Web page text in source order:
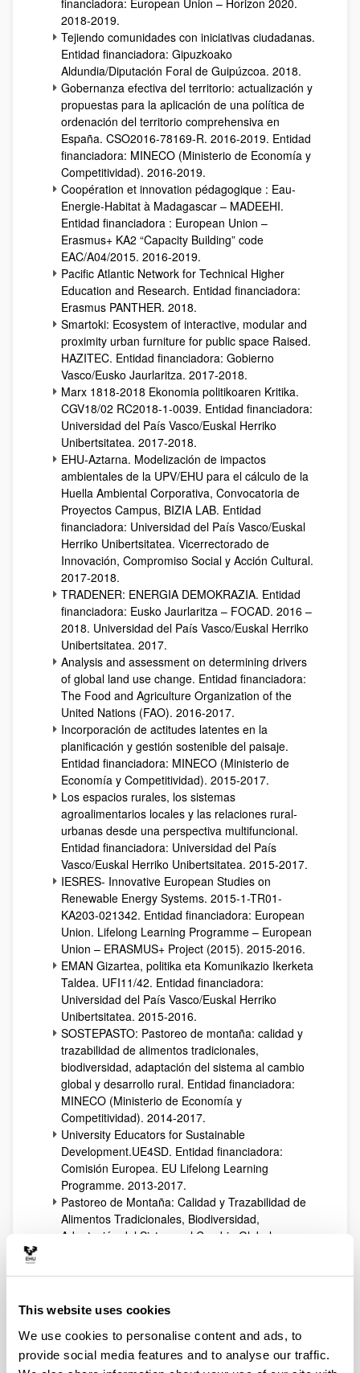
This website uses cookies
We use cookies to personalise content and ads, to
provide social media features and to analyse our traffic.
financiadora: European Union – Horizon 2020.
2018-2019.
Tejiendo comunidades con iniciativas ciudadanas.
Entidad financiadora: Gipuzkoako
Aldundia/Diputación Foral de Guipúzcoa. 2018.
Gobernanza efectiva del territorio: actualización y
propuestas para la aplicación de una política de
ordenación del territorio comprehensiva en
España. CSO2016-78169-R. 2016-2019. Entidad
financiadora: MINECO (Ministerio de Economía y
Competitividad). 2016-2019.
Coopération et innovation pédagogique : Eau-
Energie-Habitat à Madagascar – MADEEHI.
Entidad financiadora : European Union –
Erasmus+ KA2 “Capacity Building” code
EAC/A04/2015. 2016-2019.
Pacific Atlantic Network for Technical Higher
Education and Research. Entidad financiadora:
Erasmus PANTHER. 2018.
Smartoki: Ecosystem of interactive, modular and
proximity urban furniture for public space Raised.
HAZITEC. Entidad financiadora: Gobierno
Vasco/Eusko Jaurlaritza. 2017-2018.
Marx 1818-2018 Ekonomia politikoaren Kritika.
CGV18/02 RC2018-1-0039. Entidad financiadora:
Universidad del País Vasco/Euskal Herriko
Unibertsitatea. 2017-2018.
EHU-Aztarna. Modelización de impactos
ambientales de la UPV/EHU para el cálculo de la
Huella Ambiental Corporativa, Convocatoria de
Proyectos Campus, BIZIA LAB. Entidad
financiadora: Universidad del País Vasco/Euskal
Herriko Unibertsitatea. Vicerrectorado de
Innovación, Compromiso Social y Acción Cultural.
2017-2018.
TRADENER: ENERGIA DEMOKRAZIA. Entidad
financiadora: Eusko Jaurlaritza – FOCAD. 2016 –
2018. Universidad del País Vasco/Euskal Herriko
Unibertsitatea. 2017.
Analysis and assessment on determining drivers
of global land use change. Entidad financiadora:
The Food and Agriculture Organization of the
United Nations (FAO). 2016-2017.
Incorporación de actitudes latentes en la
planificación y gestión sostenible del paisaje.
Entidad financiadora: MINECO (Ministerio de
Economía y Competitividad). 2015-2017.
Los espacios rurales, los sistemas
agroalimentarios locales y las relaciones rural-
urbanas desde una perspectiva multifuncional.
Entidad financiadora: Universidad del País
Vasco/Euskal Herriko Unibertsitatea. 2015-2017.
IESRES- Innovative European Studies on
Renewable Energy Systems. 2015-1-TR01-
KA203-021342. Entidad financiadora: European
Union. Lifelong Learning Programme – European
Union – ERASMUS+ Project (2015). 2015-2016.
EMAN Gizartea, politika eta Komunikazio Ikerketa
Taldea. UFI11/42. Entidad financiadora:
Universidad del País Vasco/Euskal Herriko
Unibertsitatea. 2015-2016.
SOSTEPASTO: Pastoreo de montaña: calidad y
trazabilidad de alimentos tradicionales,
biodiversidad, adaptación del sistema al cambio
global y desarrollo rural. Entidad financiadora:
MINECO (Ministerio de Economía y
Competitividad). 2014-2017.
University Educators for Sustainable
Development.UE4SD. Entidad financiadora:
Comisión Europea. EU Lifelong Learning
Programme. 2013-2017.
Pastoreo de Montaña: Calidad y Trazabilidad de
Alimentos Tradicionales, Biodiversidad,
Adaptación del Sistema al Cambio Global y
neurGAI hobetzen eta zabaltzen – neurGAI 2.0,
Laguntzak. Entidad financiadora: Universidad del
País Vasco/Euskal Herriko Unibertsitatea. 2014-